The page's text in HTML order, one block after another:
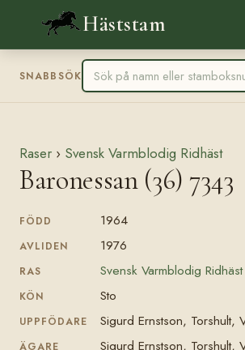
Häststam
SNABBSÖK
Raser › Svensk Varmblodig Ridhäst
Baronessan (36) 7343
FÖDD 1964
AVLIDEN 1976
RAS Svensk Varmblodig Ridhäst
KÖN Sto
UPPFÖDARE Sigurd Ernstson, Torshult,
ÄGARE Sigurd Ernstson, Torshult,